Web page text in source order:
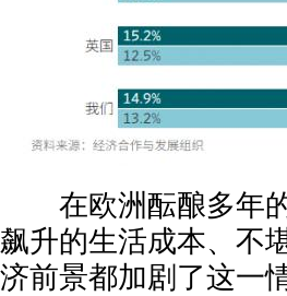
在欧洲酝酿多年的
飙升的生活成本、不
济前景都加剧了这一